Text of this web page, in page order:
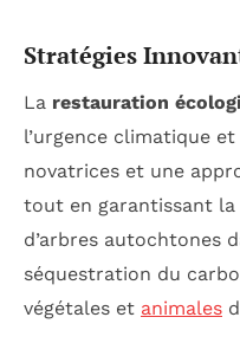
Stratégies
La restauration
l’urgence climatique
novatrices et une
tout en garantissant la
d’arbres autochtones
séquestration du
végétales et animales